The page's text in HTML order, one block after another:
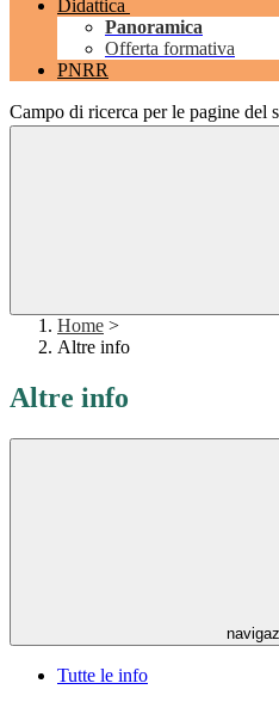
Didattica
Panoramica
Offerta formativa
PNRR
Campo di ricerca per le pagine del
Home >
Altre info
Altre info
Tutte le info